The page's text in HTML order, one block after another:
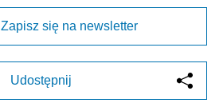
Zapisz się na newsletter
Udostępnij